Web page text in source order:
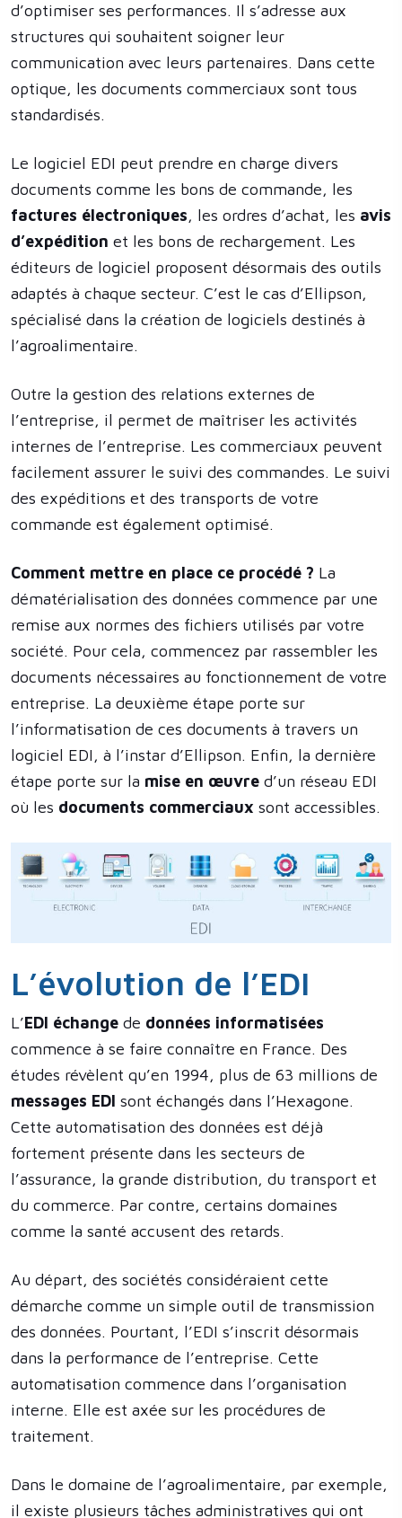
d’optimiser ses performances. Il s’adresse aux
structures qui souhaitent soigner leur
communication avec leurs partenaires. Dans cette
optique, les documents commerciaux sont tous
standardisés.
Le logiciel EDI peut prendre en charge divers
documents comme les bons de commande, les
factures électroniques, les ordres d’achat, les avis
d’expédition et les bons de rechargement. Les
éditeurs de logiciel proposent désormais des outils
adaptés à chaque secteur. C’est le cas d’Ellipson,
spécialisé dans la création de logiciels destinés à
l’agroalimentaire.
Outre la gestion des relations externes de
l’entreprise, il permet de maîtriser les activités
internes de l’entreprise. Les commerciaux peuvent
facilement assurer le suivi des commandes. Le suivi
des expéditions et des transports de votre
commande est également optimisé.
Comment mettre en place ce procédé ? La
dématérialisation des données commence par une
remise aux normes des fichiers utilisés par votre
société. Pour cela, commencez par rassembler les
documents nécessaires au fonctionnement de votre
entreprise. La deuxième étape porte sur
l’informatisation de ces documents à travers un
logiciel EDI, à l’instar d’Ellipson. Enfin, la dernière
étape porte sur la mise en œuvre d’un réseau EDI
où les documents commerciaux sont accessibles.
L’évolution de l’EDI
L’EDI échange de données informatisées
commence à se faire connaître en France. Des
études révèlent qu’en 1994, plus de 63 millions de
messages EDI sont échangés dans l’Hexagone.
Cette automatisation des données est déjà
fortement présente dans les secteurs de
l’assurance, la grande distribution, du transport et
du commerce. Par contre, certains domaines
comme la santé accusent des retards.
Au départ, des sociétés considéraient cette
démarche comme un simple outil de transmission
des données. Pourtant, l’EDI s’inscrit désormais
dans la performance de l’entreprise. Cette
automatisation commence dans l’organisation
interne. Elle est axée sur les procédures de
traitement.
Dans le domaine de l’agroalimentaire, par exemple,
il existe plusieurs tâches administratives qui ont